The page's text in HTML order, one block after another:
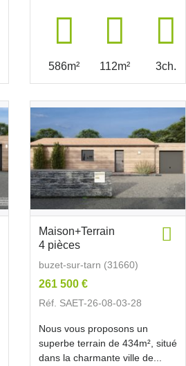
586m² 112m² 3ch.
Maison+Terrain
4 pièces
buzet-sur-tarn (31660)
261 500 €
Réf. SAET-26-08-03-28
Nous vous proposons un
superbe terrain de 434m², situé
dans la charmante ville de...